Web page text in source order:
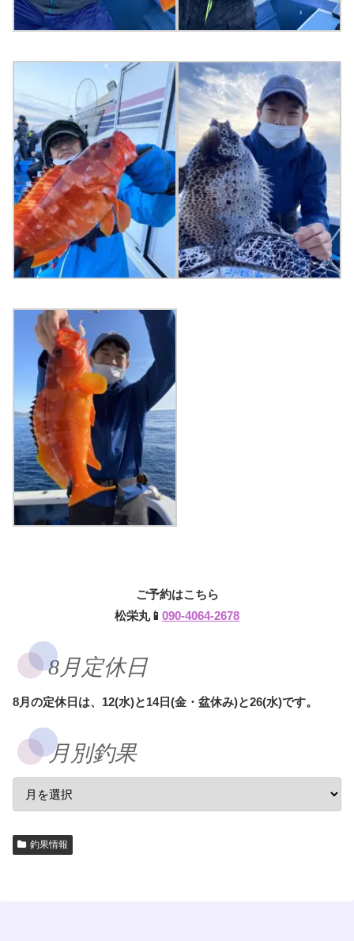
ご予約はこちら
松栄丸📱 090-4064-2678
8月定休日
8月の定休日は、12(水)と14日(金・盆休み)と26(水)です。
月別釣果
釣果情報